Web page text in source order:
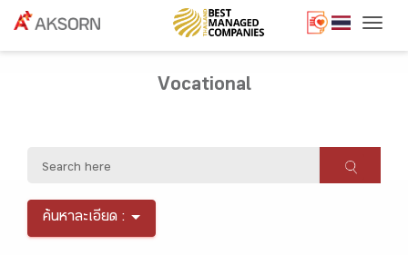
Vocational
ค้นหาละเอียด :